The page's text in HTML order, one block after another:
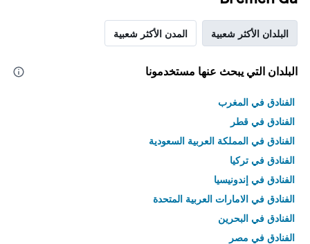
البلدان الأكثر شعبية المدن الأكثر شعبية
البلدان التي يبحث عنها مستخدمونا
الفنادق في المغرب
الفنادق في قطر
الفنادق في المملكة العربية السعودية
الفنادق في تركيا
الفنادق في إندونيسيا
الفنادق في الامارات العربية المتحدة
الفنادق في البحرين
الفنادق في مصر